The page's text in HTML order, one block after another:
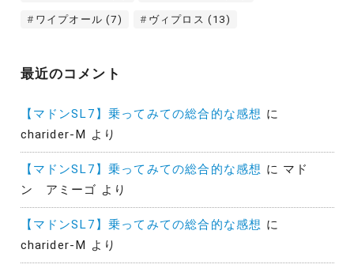
ワイプオール (7) ヴィプロス (13)
最近のコメント
【マドンSL7】乗ってみての総合的な感想 に
charider-M
より
【マドンSL7】乗ってみての総合的な感想 に マド
ン アミーゴ より
【マドンSL7】乗ってみての総合的な感想 に
charider-M
より